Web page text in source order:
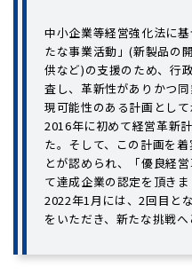
中小企業等経営強化法に
たな事業活動」(新製品の
供など)の支援のため、行
査し、革新性がありかつ
現可能性のある計画として
2016年に初めて経営革新
た。そして、この計画を
とが認められ、「優良経
て達成企業の認定を頂きま
2022年1月には、2回目と
をいただき、新たな挑戦へ